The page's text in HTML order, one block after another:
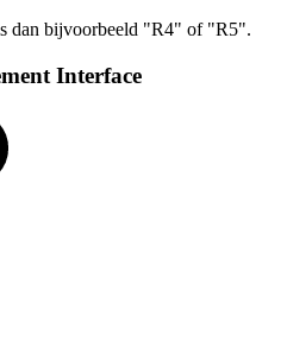
dan bijvoorbeeld "R4" of "R5".
Interface